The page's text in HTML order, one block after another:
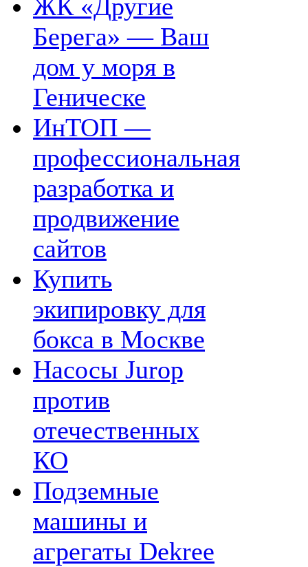
ЖК «Другие
Берега» — Ваш
дом у моря в
Геническе
ИнТОП —
профессиональная
разработка и
продвижение
сайтов
Купить
экипировку для
бокса в Москве
Насосы Jurop
против
отечественных
КО
Подземные
машины и
агрегаты Dekree